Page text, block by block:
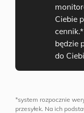
Ciebie
będzie
do
*system rozpocznie
przesyłek. Na ich